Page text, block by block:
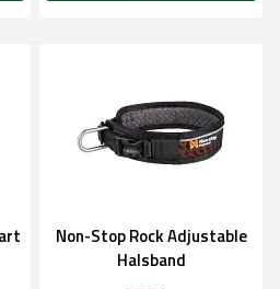
Non-Stop Rock Adjustable
Halsband